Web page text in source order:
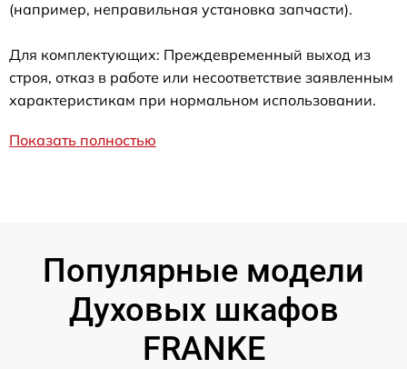
(например, неправильная установка запчасти).
Для комплектующих: Преждевременный выход из
строя, отказ в работе или несоответствие заявленным
характеристикам при нормальном использовании.
Показать полностью
Популярные модели
Духовых шкафов
FRANKE